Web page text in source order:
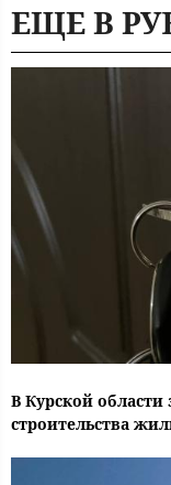
ЕЩЕ В
В Курской области
строительства